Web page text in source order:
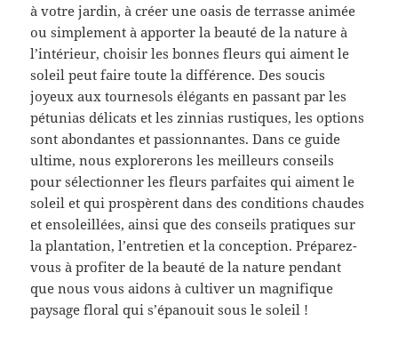
à votre jardin, à créer une oasis de terrasse animée
ou simplement à apporter la beauté de la nature à
l’intérieur, choisir les bonnes fleurs qui aiment le
soleil peut faire toute la différence. Des soucis
joyeux aux tournesols élégants en passant par les
pétunias délicats et les zinnias rustiques, les options
sont abondantes et passionnantes. Dans ce guide
ultime, nous explorerons les meilleurs conseils
pour sélectionner les fleurs parfaites qui aiment le
soleil et qui prospèrent dans des conditions chaudes
et ensoleillées, ainsi que des conseils pratiques sur
la plantation, l’entretien et la conception. Préparez-
vous à profiter de la beauté de la nature pendant
que nous vous aidons à cultiver un magnifique
paysage floral qui s’épanouit sous le soleil !